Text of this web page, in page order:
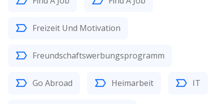
Freizeit Und Motivation
Freundschaftswerbungsprogramm
Go Abroad Heimarbeit IT